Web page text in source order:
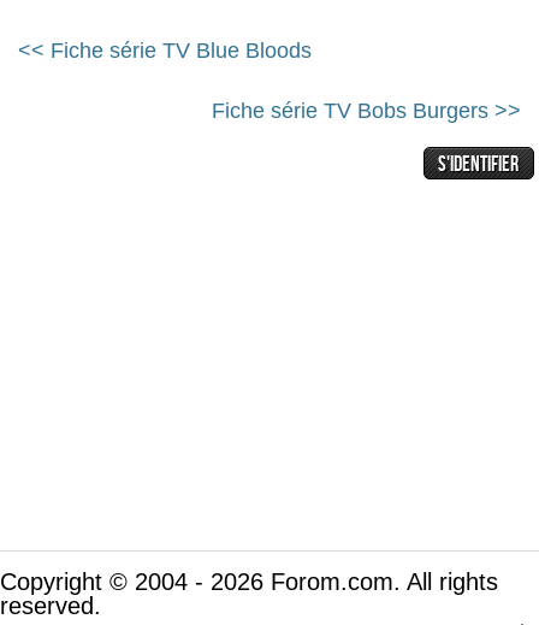
<< Fiche série TV Blue Bloods
Fiche série TV Bobs Burgers >>
Copyright © 2004 - 2026 Forom.com. All rights
reserved.